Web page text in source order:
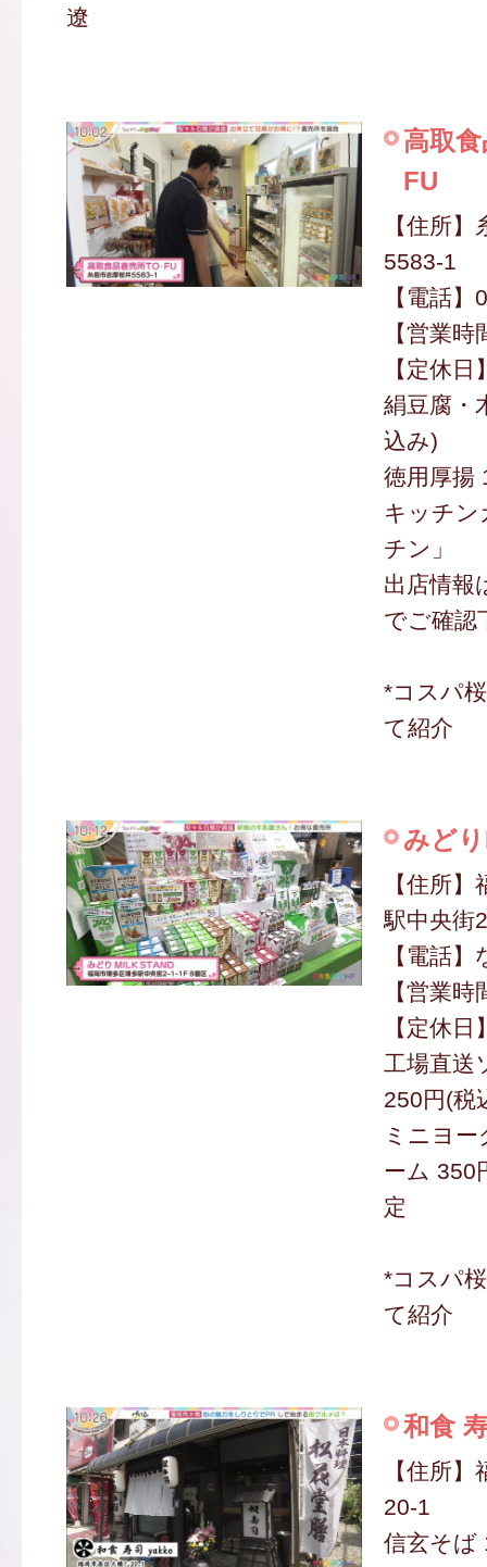
遼
高取
FU
【住所
5583-1
【電話
【営業
【定休日
絹豆腐・
込み)
徳用厚揚
キッチン
チン」
出店情報
でご確認
*コスパ
て紹介
みど
【住所
駅中央街
【電話】
【営業
【定休日
工場直送
250円(税
ミニヨ
ーム 350
定
*コスパ
て紹介
和食
【住所
20-1
信玄そば